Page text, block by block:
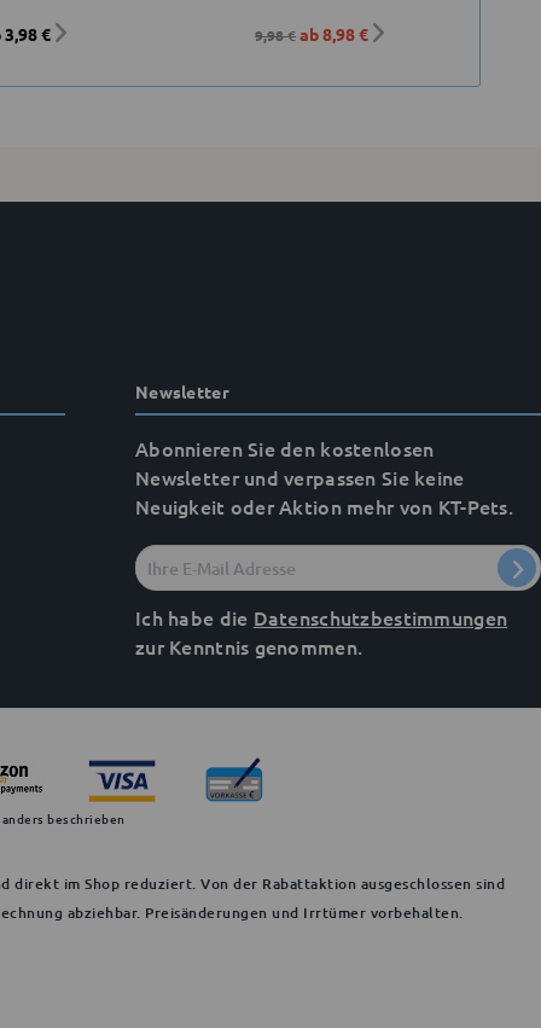
3,98 € 9,98 € ab 8,98 €
Newsletter
Abonnieren Sie den kostenlosen
Newsletter und verpassen Sie keine
Neuigkeit oder Aktion mehr von KT-Pets.
Ich habe die Datenschutzbestimmungen
zur Kenntnis genommen.
beschrieben
im Shop reduziert. Von der Rabattaktion ausgeschlossen sind
abziehbar. Preisänderungen und Irrtümer vorbehalten.